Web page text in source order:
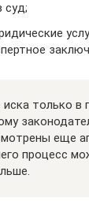
суд;
только в
еще
процесс